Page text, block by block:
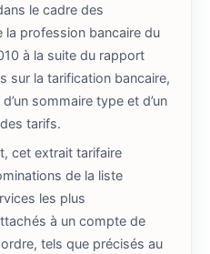
le cadre des
la profession bancaire du
à la suite du rapport
sur la tarification bancaire,
sommaire type et d’un
tarifs.
cet extrait tarifaire
de la liste
les plus
à un compte de
tels que précisés au